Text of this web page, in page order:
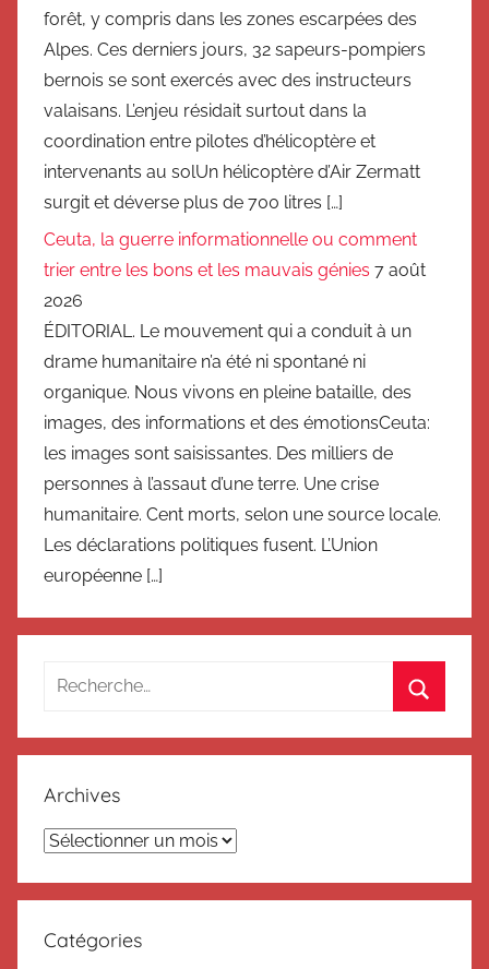
forêt, y compris dans les zones escarpées des
Alpes. Ces derniers jours, 32 sapeurs-pompiers
bernois se sont exercés avec des instructeurs
valaisans. L’enjeu résidait surtout dans la
coordination entre pilotes d’hélicoptère et
intervenants au solUn hélicoptère d’Air Zermatt
surgit et déverse plus de 700 litres […]
Ceuta, la guerre informationnelle ou comment
trier entre les bons et les mauvais génies 7 août
2026
ÉDITORIAL. Le mouvement qui a conduit à un
drame humanitaire n’a été ni spontané ni
organique. Nous vivons en pleine bataille, des
images, des informations et des émotionsCeuta:
les images sont saisissantes. Des milliers de
personnes à l’assaut d’une terre. Une crise
humanitaire. Cent morts, selon une source locale.
Les déclarations politiques fusent. L’Union
européenne […]
Recherche
:
Archives
Archives
Catégories